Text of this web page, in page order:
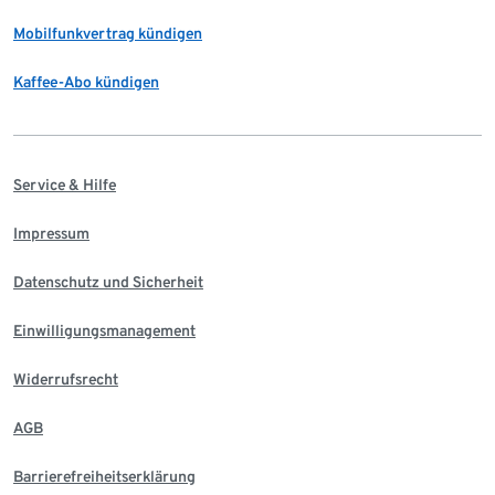
Mobilfunkvertrag kündigen
Kaffee-Abo kündigen
Service & Hilfe
Impressum
Datenschutz und Sicherheit
Einwilligungsmanagement
Widerrufsrecht
AGB
Barrierefreiheitserklärung